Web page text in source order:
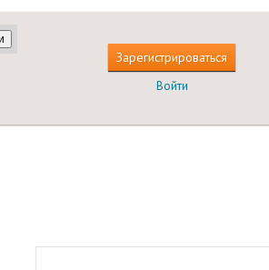
Зарегистрироваться
Войти